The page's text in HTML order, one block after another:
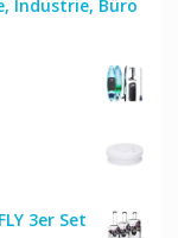
Industrie, Büro
3er Set